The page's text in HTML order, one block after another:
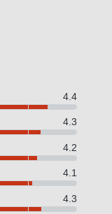
4.4
4.3
4.2
4.1
4.3